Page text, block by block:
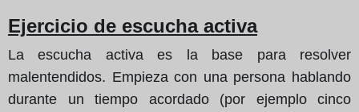
Ejercicio de escucha activa
La escucha activa es la base para resolver
malentendidos. Empieza con una persona hablando
durante un tiempo acordado (por ejemplo cinco